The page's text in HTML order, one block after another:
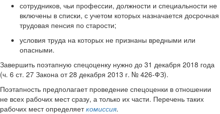
сотрудников, чьи профессии, должности и специальности не
включены в списки, с учетом которых назначается досрочная
трудовая пенсия по старости;
условия труда на которых не признаны вредными или
опасными.
Завершить поэтапную спецоценку нужно до 31 декабря 2018 года
(ч. 6 ст. 27 Закона от 28 декабря 2013 г. № 426-ФЗ).
Поэтапность предполагает проведение спецоценки в отношении
не всех рабочих мест сразу, а только их части. Перечень таких
рабочих мест определяеткомиссия.